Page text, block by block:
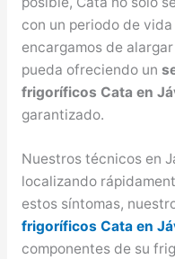
con un periodo de
encargamos de
pueda ofreciendo un
frigoríficos Cata en
garantizado.
Nuestros técnicos en
localizando
estos síntomas,
frigoríficos Cata en
componentes de su